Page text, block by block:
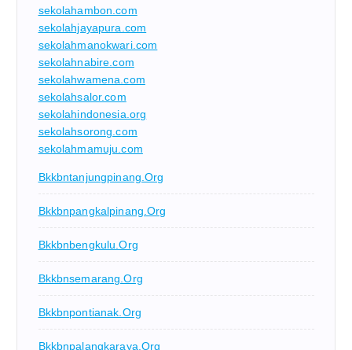
sekolahambon.com
sekolahjayapura.com
sekolahmanokwari.com
sekolahnabire.com
sekolahwamena.com
sekolahsalor.com
sekolahindonesia.org
sekolahsorong.com
sekolahmamuju.com
Bkkbntanjungpinang.org
Bkkbnpangkalpinang.org
Bkkbnbengkulu.org
Bkkbnsemarang.org
Bkkbnpontianak.org
Bkkbnpalangkaraya.org